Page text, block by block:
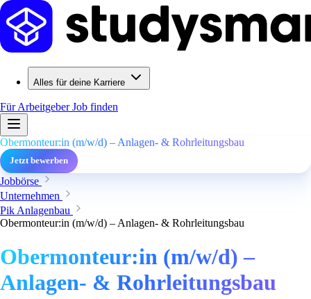
Alles für deine Karriere
Für ArbeitgeberJob finden
Obermonteur:in (m/w/d) – Anlagen- & Rohrleitungsbau
Jetzt bewerben
Jobbörse
Unternehmen
Pik Anlagenbau
Obermonteur:in (m/w/d) – Anlagen- & Rohrleitungsbau
Obermonteur:in (m/w/d) –
Anlagen- & Rohrleitungsbau